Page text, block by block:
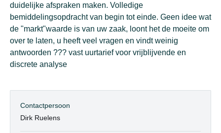
duidelijke afspraken maken. Volledige
bemiddelingsopdracht van begin tot einde. Geen idee wat
de "markt"waarde is van uw zaak, loont het de moeite om
over te laten, u heeft veel vragen en vindt weinig
antwoorden ??? vast uurtarief voor vrijblijvende en
discrete analyse
Contactpersoon
Dirk Ruelens